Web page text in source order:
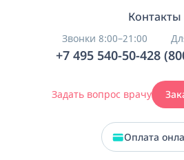
Контакты
Звонки 8:00–21:00
+7 495 540-50-428
Задать вопрос врачу
Оплата